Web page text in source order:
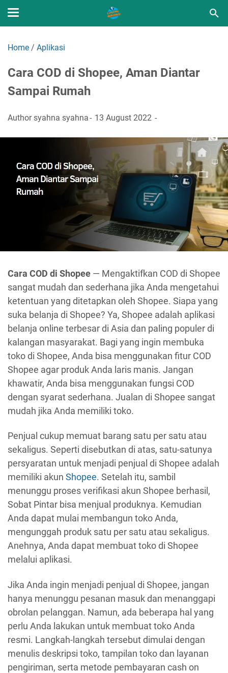
Home / Aplikasi
Cara COD di Shopee, Aman Diantar
Sampai Rumah
Authorsyahna syahna 13 August 2022
Cara COD di Shopee — Mengaktifkan COD di Shopee
sangat mudah dan sederhana jika Anda mengetahui
ketentuan yang ditetapkan oleh Shopee. Siapa yang
suka belanja di Shopee? Ya, Shopee adalah aplikasi
belanja online terbesar di Asia dan paling populer di
kalangan masyarakat. Bagi yang ingin membuka
toko di Shopee, Anda bisa menggunakan fitur COD
Shopee agar produk Anda laris manis. Jangan
khawatir, Anda bisa menggunakan fungsi COD
dengan syarat sederhana. Jualan di Shopee sangat
mudah jika Anda memiliki toko.
Penjual cukup memuat barang satu per satu atau
sekaligus. Seperti disebutkan di atas, satu-satunya
persyaratan untuk menjadi penjual di Shopee adalah
memiliki akun Shopee. Setelah itu, sambil
menunggu proses verifikasi akun Shopee berhasil,
Sobat Pintar bisa menjual produknya. Kemudian
Anda dapat mulai membangun toko Anda,
mengunggah produk satu per satu atau sekaligus.
Anehnya, Anda dapat membuat toko di Shopee
melalui aplikasi.
Jika Anda ingin menjadi penjual di Shopee, jangan
hanya menunggu pesanan masuk dan menanggapi
obrolan pelanggan. Namun, ada beberapa hal yang
perlu Anda lakukan untuk membuat toko Anda
resmi. Langkah-langkah tersebut dimulai dengan
menulis deskripsi toko, tampilan toko dan layanan
pengiriman, serta metode pembayaran cash on